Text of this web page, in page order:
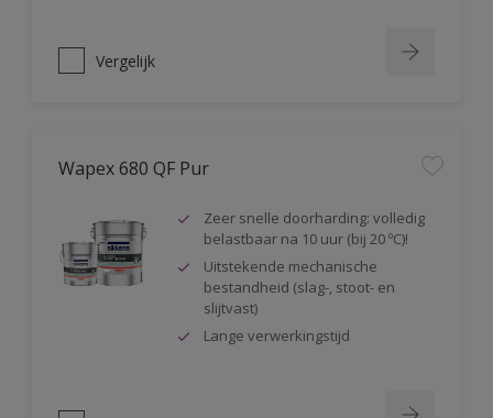
Vergelijk
Wapex 680 QF Pur
Zeer snelle doorharding: volledig
belastbaar na 10 uur (bij 20 ºC)!
Uitstekende mechanische
bestandheid (slag-, stoot- en
slijtvast)
Lange verwerkingstijd